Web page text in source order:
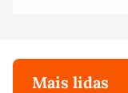
Mais lidas